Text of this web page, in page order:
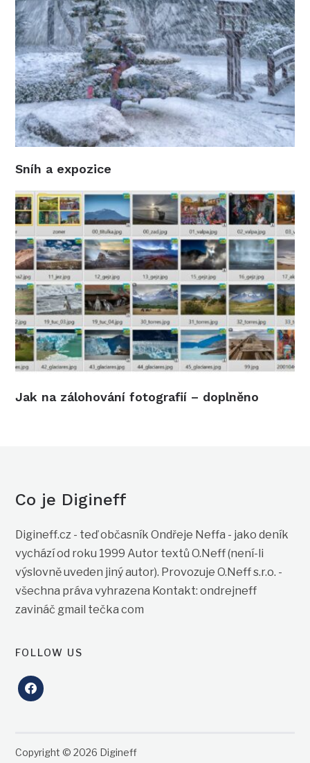
Sníh a expozice
Jak na zálohování fotografií – doplněno
Co je Digineff
Digineff.cz - teď občasník Ondřeje Neffa - jako deník
vychází od roku 1999 Autor textů O.Neff (není-li
výslovně uveden jiný autor). Provozuje O.Neff s.r.o. -
všechna práva vyhrazena Kontakt: ondrejneff
zavináč gmail tečka com
FOLLOW US
facebook
Copyright © 2026 Digineff